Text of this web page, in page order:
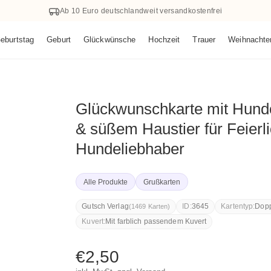
Ab 10 Euro deutschlandweit versandkostenfrei
Geburt Glückwünsche Hochzeit Trauer
Glückwunschkarte mit
& süßem Haustier für
Hundeliebhaber
Alle Produkte Grußkarten
Gutsch Verlag(1469 Karten) ID:3645 Kartentyp:
Kuvert:Mit farblich passendem Kuvert
Normaler
€2,50